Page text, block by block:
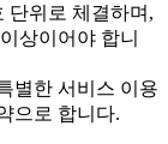
위로 체결하며,
상이어야 합니
별한 서비스 이용
으로 합니다.